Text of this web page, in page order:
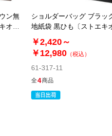
ン無
オリ
ショルダーバッグ ブラッ
地紙袋 黒ひも〔ストエキ
ジナル〕
￥2,420～
￥12,980 （税込）
61-317-11
全4商品